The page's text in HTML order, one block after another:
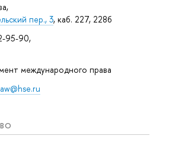
пер., 3, каб. 227, 228б
95-90,
международного права